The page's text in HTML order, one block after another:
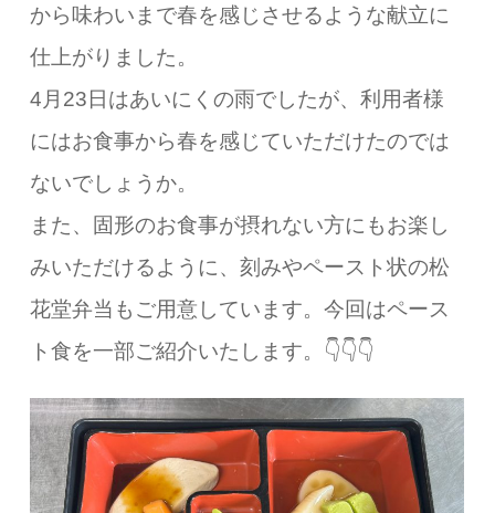
から味わいまで春を感じさせるような献立に
仕上がりました。
4月23日はあいにくの雨でしたが、利用者様
にはお食事から春を感じていただけたのでは
ないでしょうか。
また、固形のお食事が摂れない方にもお楽し
みいただけるように、刻みやペースト状の松
花堂弁当もご用意しています。今回はペース
ト食を一部ご紹介いたします。👇👇👇